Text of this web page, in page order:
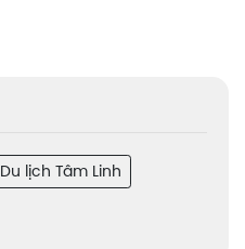
Du lịch Tâm Linh